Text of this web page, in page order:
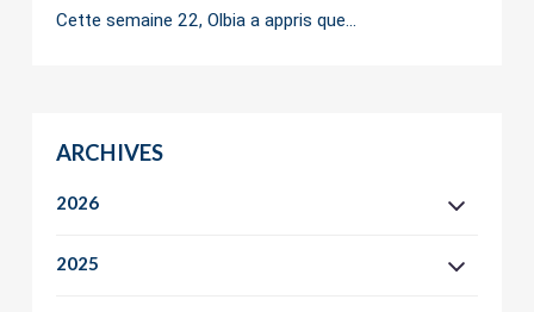
Cette semaine 22, Olbia a appris que…
ARCHIVES
2026
2025